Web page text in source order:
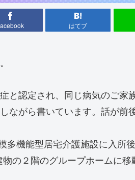
はてブ
と認定され、同じ病気のご家
ながら書いています。話が前
機能型居宅介護施設に入所後
の２階のグループホームに移